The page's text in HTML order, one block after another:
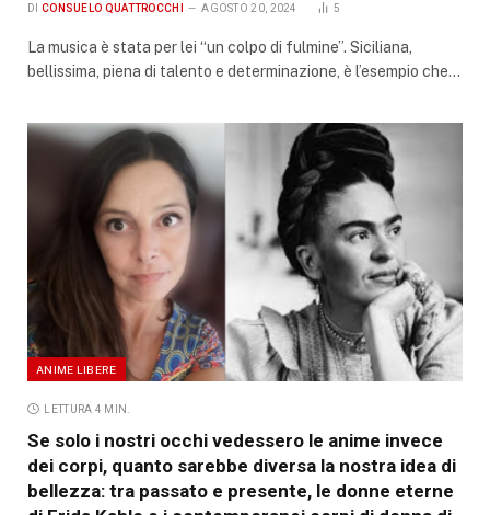
DI CONSUELO QUATTROCCHI AGOSTO 20, 2024 5
La musica è stata per lei “un colpo di fulmine”. Siciliana,
bellissima, piena di talento e determinazione, è l’esempio che…
ANIME LIBERE
LETTURA 4 MIN.
Se solo i nostri occhi vedessero le anime invece
dei corpi, quanto sarebbe diversa la nostra idea di
bellezza: tra passato e presente, le donne eterne